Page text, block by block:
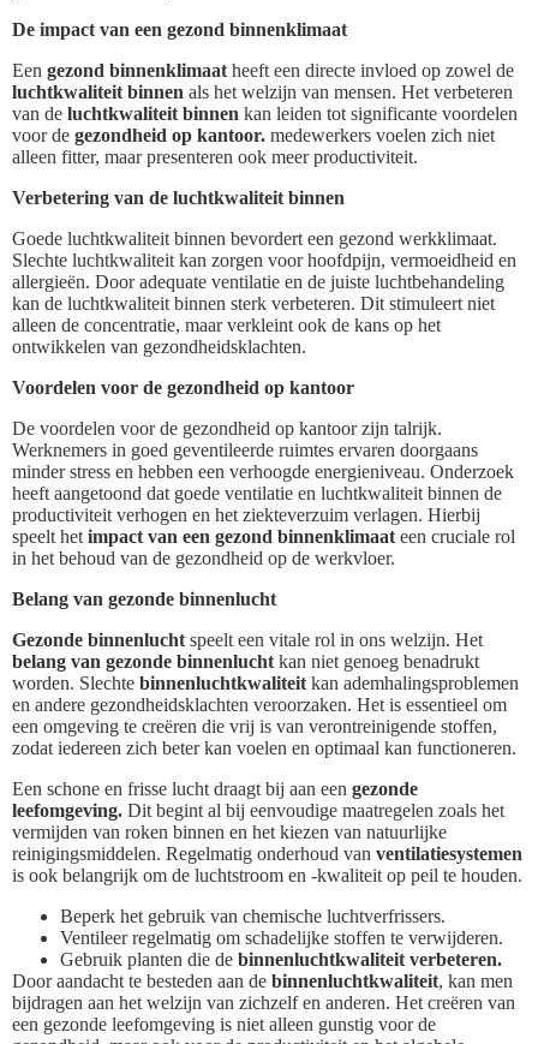
De impact van een gezond binnenklimaat
Een gezond binnenklimaat heeft een directe invloed op zowel de
luchtkwaliteit binnen als het welzijn van mensen. Het verbeteren
van de luchtkwaliteit binnen kan leiden tot significante voordelen
voor de gezondheid op kantoor. medewerkers voelen zich niet
alleen fitter, maar presenteren ook meer productiviteit.
Verbetering van de luchtkwaliteit binnen
Goede luchtkwaliteit binnen bevordert een gezond werkklimaat.
Slechte luchtkwaliteit kan zorgen voor hoofdpijn, vermoeidheid en
allergieën. Door adequate ventilatie en de juiste luchtbehandeling
kan de luchtkwaliteit binnen sterk verbeteren. Dit stimuleert niet
alleen de concentratie, maar verkleint ook de kans op het
ontwikkelen van gezondheidsklachten.
Voordelen voor de gezondheid op kantoor
De voordelen voor de gezondheid op kantoor zijn talrijk.
Werknemers in goed geventileerde ruimtes ervaren doorgaans
minder stress en hebben een verhoogde energieniveau. Onderzoek
heeft aangetoond dat goede ventilatie en luchtkwaliteit binnen de
productiviteit verhogen en het ziekteverzuim verlagen. Hierbij
speelt het impact van een gezond binnenklimaat een cruciale rol
in het behoud van de gezondheid op de werkvloer.
Belang van gezonde binnenlucht
Gezonde binnenlucht speelt een vitale rol in ons welzijn. Het
belang van gezonde binnenlucht kan niet genoeg benadrukt
worden. Slechte binnenluchtkwaliteit kan ademhalingsproblemen
en andere gezondheidsklachten veroorzaken. Het is essentieel om
een omgeving te creëren die vrij is van verontreinigende stoffen,
zodat iedereen zich beter kan voelen en optimaal kan functioneren.
Een schone en frisse lucht draagt bij aan een gezonde
leefomgeving. Dit begint al bij eenvoudige maatregelen zoals het
vermijden van roken binnen en het kiezen van natuurlijke
reinigingsmiddelen. Regelmatig onderhoud van ventilatiesystemen
is ook belangrijk om de luchtstroom en -kwaliteit op peil te houden.
Beperk het gebruik van chemische luchtverfrissers.
Ventileer regelmatig om schadelijke stoffen te verwijderen.
Gebruik planten die de binnenluchtkwaliteit verbeteren.
Door aandacht te besteden aan de binnenluchtkwaliteit, kan men
bijdragen aan het welzijn van zichzelf en anderen. Het creëren van
een gezonde leefomgeving is niet alleen gunstig voor de